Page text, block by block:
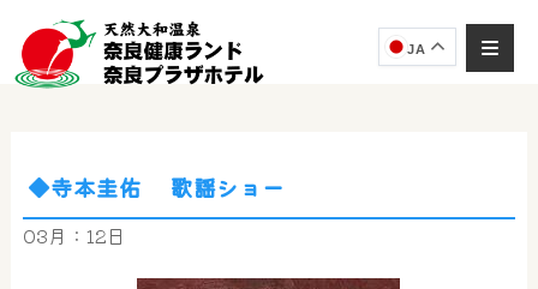
JA
◆寺本圭佑 歌謡ショー
03月：12日